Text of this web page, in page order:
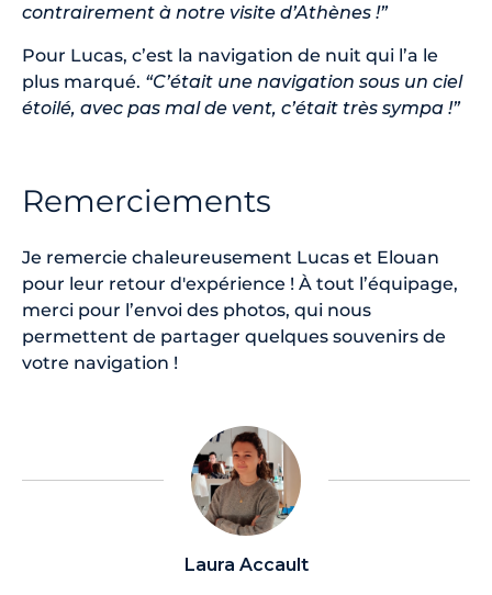
contrairement à notre visite d’Athènes !”
Pour Lucas, c’est la navigation de nuit qui l’a le
plus marqué. “C’était une navigation sous un ciel
étoilé, avec pas mal de vent, c’était très sympa !”
Remerciements
Je remercie chaleureusement Lucas et Elouan
pour leur retour d'expérience ! À tout l’équipage,
merci pour l’envoi des photos, qui nous
permettent de partager quelques souvenirs de
votre navigation !
Laura Accault